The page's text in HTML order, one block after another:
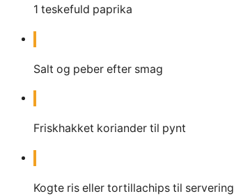
1 teskefuld paprika
Salt og peber efter smag
Friskhakket koriander til pynt
Kogte ris eller tortillachips til servering